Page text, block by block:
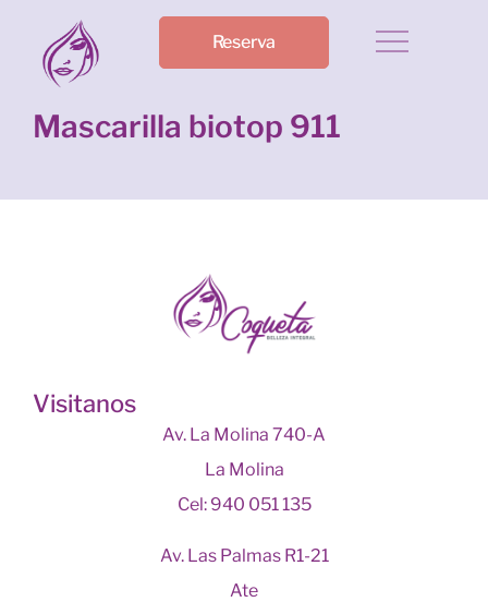
Reserva
Mascarilla biotop 911
Visitanos
Av. La Molina 740-A
La Molina
Cel: 940 051 135
Av. Las Palmas R1-21
Ate